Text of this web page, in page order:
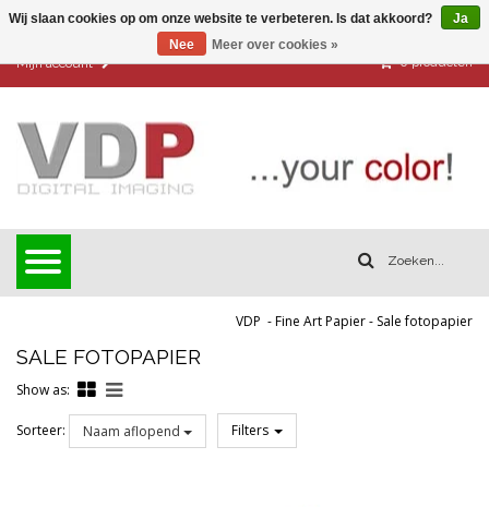
Mijn account 0 producten
VDP -Fine Art Papier- Sale fotopapier
SALE FOTOPAPIER
Show as:
Sorteer: Naam aflopend Filters
Wij slaan cookies op om onze website te verbeteren. Is dat akkoord?
Ja
Nee
Meer over cookies »